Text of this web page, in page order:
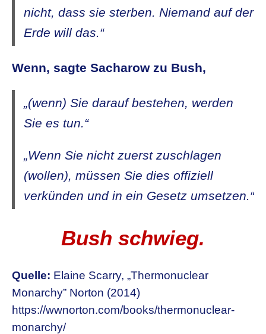
nicht, dass sie sterben. Niemand auf der
Erde will das.“
Wenn, sagte Sacharow zu Bush,
„(wenn) Sie darauf bestehen, werden
Sie es tun.“
„Wenn Sie nicht zuerst zuschlagen
(wollen), müssen Sie dies offiziell
verkünden und in ein Gesetz umsetzen.“
Bush schwieg.
Quelle: Elaine Scarry, „Thermonuclear
Monarchy” Norton (2014)
https://wwnorton.com/books/thermonuclear-
monarchy/